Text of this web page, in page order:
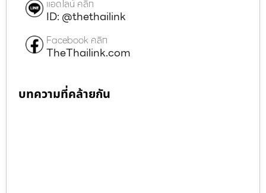
แอดไลน์ คลิก
ID: @thethailink
Facebook คลิก
TheThailink.com
บทความที่คล้ายกัน